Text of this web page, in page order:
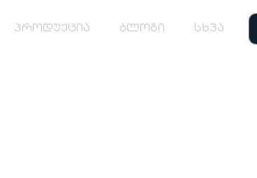
პროდუქცია ბლოგი სხვა